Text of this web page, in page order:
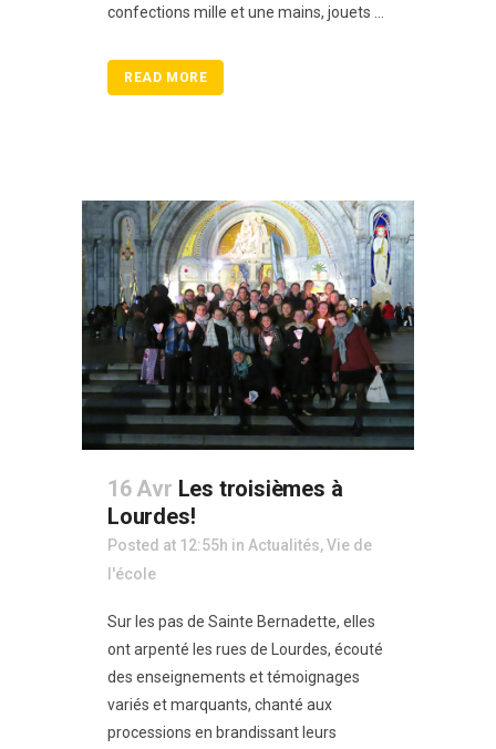
confections mille et une mains, jouets ...
READ MORE
16 Avr Les troisièmes à
Lourdes!
Posted at 12:55h in Actualités,Vie de
l'école
Sur les pas de Sainte Bernadette, elles
ont arpenté les rues de Lourdes, écouté
des enseignements et témoignages
variés et marquants, chanté aux
processions en brandissant leurs